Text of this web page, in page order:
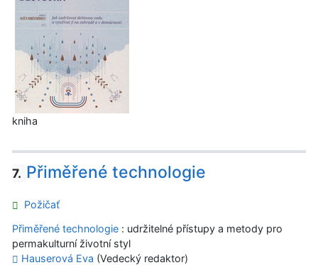
kniha
7. Přiměřené technologie
Požičať
Přiměřené technologie : udržitelné přístupy a metody pro
permakulturní životní styl
Hauserová Eva (Vedecký redaktor)